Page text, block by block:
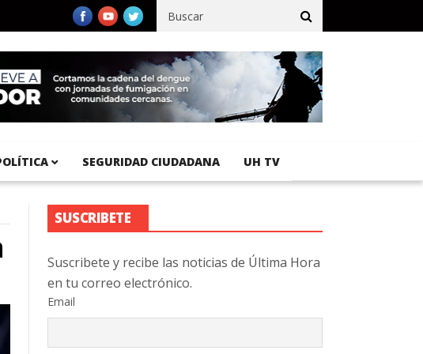
del Pacífico registra 92 % de avance en obras de terracería
SEGURIDAD CIUDADANA UH TV
SUSCRIBETE
Suscribete y recibe las noticias de Última Hora
en tu correo electrónico.
Email